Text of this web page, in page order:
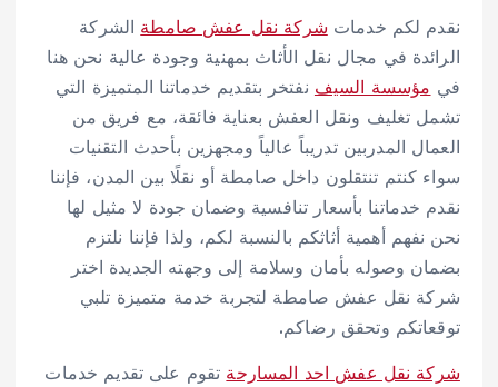
نقدم لكم خدمات شركة نقل عفش صامطة الشركة
الرائدة في مجال نقل الأثاث بمهنية وجودة عالية نحن هنا
في مؤسسة السيف نفتخر بتقديم خدماتنا المتميزة التي
تشمل تغليف ونقل العفش بعناية فائقة، مع فريق من
العمال المدربين تدريباً عالياً ومجهزين بأحدث التقنيات
سواء كنتم تنتقلون داخل صامطة أو نقلًا بين المدن، فإننا
نقدم خدماتنا بأسعار تنافسية وضمان جودة لا مثيل لها
نحن نفهم أهمية أثاثكم بالنسبة لكم، ولذا فإننا نلتزم
بضمان وصوله بأمان وسلامة إلى وجهته الجديدة اختر
شركة نقل عفش صامطة لتجربة خدمة متميزة تلبي
توقعاتكم وتحقق رضاكم.
شركة نقل عفش احد المسارحة تقوم على تقديم خدمات